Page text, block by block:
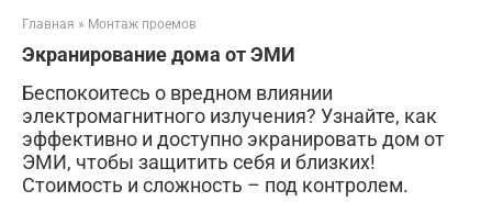
Главная » Монтаж проемов
Экранирование дома от ЭМИ
Беспокоитесь о вредном влиянии
электромагнитного излучения? Узнайте, как
эффективно и доступно экранировать дом от
ЭМИ, чтобы защитить себя и близких!
Стоимость и сложность – под контролем.